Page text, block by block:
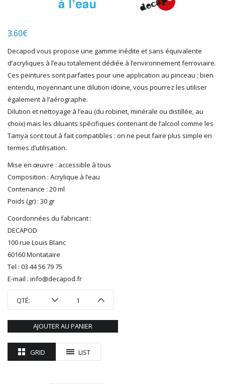
MAKETTE
MARLKIN
MKD
NOREV
NOVATEUR MODELES
PECO
PG mini
PIKO
PN SUD MODELISME
PREISER
R37
REDUTEX
REE
TAMIYA
TRAINS OUEST
Trains-O-Matic
TRIX
WIKING
WOODLAND SCENICS
3.60€
Decapod vous propose une gamme inédite et sans équivalente
d’acryliques à l’eau totalement dédiée à l’environnement ferroviaire.
Ces peintures sont parfaites pour une application au pinceau ; bien
entendu, moyennant une dilution idoine, vous pourrez les utiliser
également à l’aérographe.
Dilution et nettoyage à l’eau (du robinet, minérale ou distillée, au
choix) mais les diluants spécifiques contenant de l’alcool comme les
Tamya sont tout à fait compatibles : on ne peut faire plus simple en
termes d’utilisation.
Mise en œuvre : accessible à tous
Composition : Acrylique à l’eau
Contenance : 20 ml
Poids (gr) : 30 gr
Coordonnées du fabricant :
DECAPOD
100 rue Louis Blanc
60160 Montataire
Tel : 03 44 56 79 75
E-mail : info@decapod.fr
QTÉ:
AJOUTER AU PANIER
GRID LIST